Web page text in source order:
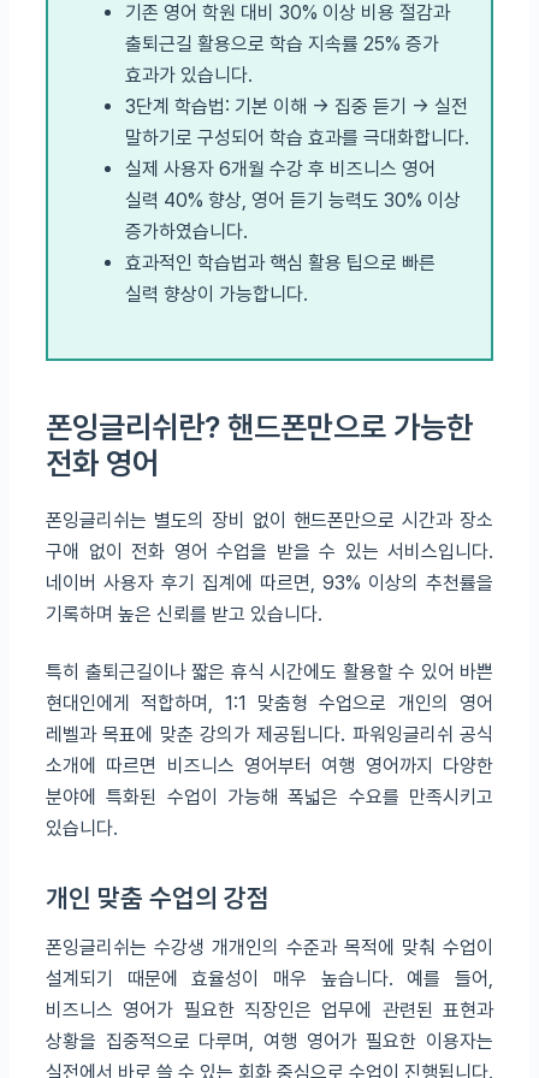
기존 영어 학원 대비 30% 이상 비용 절감과
출퇴근길 활용으로 학습 지속률 25% 증가
효과가 있습니다.
3단계 학습법: 기본 이해 → 집중 듣기 → 실전
말하기로 구성되어 학습 효과를 극대화합니다.
실제 사용자 6개월 수강 후 비즈니스 영어
실력 40% 향상, 영어 듣기 능력도 30% 이상
증가하였습니다.
효과적인 학습법과 핵심 활용 팁으로 빠른
실력 향상이 가능합니다.
폰잉글리쉬란? 핸드폰만으로 가능한
전화 영어
폰잉글리쉬는 별도의 장비 없이 핸드폰만으로 시간과 장소
구애 없이 전화 영어 수업을 받을 수 있는 서비스입니다.
네이버 사용자 후기 집계에 따르면, 93% 이상의 추천률을
기록하며 높은 신뢰를 받고 있습니다.
특히 출퇴근길이나 짧은 휴식 시간에도 활용할 수 있어 바쁜
현대인에게 적합하며, 1:1 맞춤형 수업으로 개인의 영어
레벨과 목표에 맞춘 강의가 제공됩니다. 파워잉글리쉬 공식
소개에 따르면 비즈니스 영어부터 여행 영어까지 다양한
분야에 특화된 수업이 가능해 폭넓은 수요를 만족시키고
있습니다.
개인 맞춤 수업의 강점
폰잉글리쉬는 수강생 개개인의 수준과 목적에 맞춰 수업이
설계되기 때문에 효율성이 매우 높습니다. 예를 들어,
비즈니스 영어가 필요한 직장인은 업무에 관련된 표현과
상황을 집중적으로 다루며, 여행 영어가 필요한 이용자는
실전에서 바로 쓸 수 있는 회화 중심으로 수업이 진행됩니다.